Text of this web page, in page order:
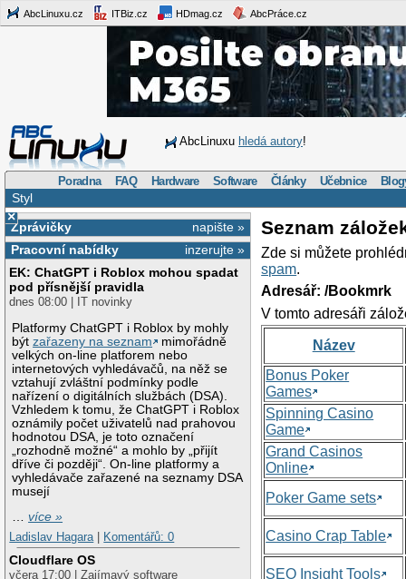
AbcLinuxu.cz ITBiz.cz HDmag.cz AbcPráce.cz
AbcLinuxu hledá autory!
Poradna FAQ Hardware Software Články Učebnice
Styl
×
napište »
Zprávičky
inzerujte »
Pracovní nabídky
EK: ChatGPT i Roblox mohou spadat
pod přísnější pravidla
dnes 08:00 | IT novinky
Platformy ChatGPT i Roblox by mohly
býtzařazeny na seznam
mimořádně
velkých on-line platforem nebo
internetových vyhledávačů, na něž se
vztahují zvláštní podmínky podle
nařízení o digitálních službách (DSA).
Vzhledem k tomu, že ChatGPT i Roblox
oznámily počet uživatelů nad prahovou
hodnotou DSA, je toto označení
„rozhodně možné“ a mohlo by „přijít
dříve či později“. On-line platformy a
vyhledávače zařazené na seznamy DSA
musejí
…více »
Ladislav Hagara
Komentářů: 0
Cloudflare OS
včera 17:00 | Zajímavý software
Seznam
Zde si můžete
spam.
Adresář: /Bookmrk
V tomto adresáři
Název
Bonus Poker
Games
Spinning Casino
Game
Grand Casinos
Online
Poker Game sets
Casino Crap Table
SEO Insight Tools